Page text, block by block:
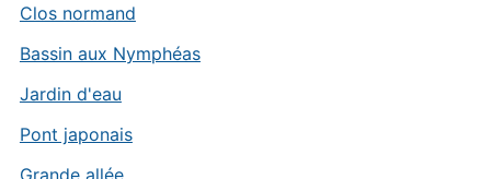
Clos normand
Bassin aux Nymphéas
Jardin d'eau
Pont japonais
Grande allée